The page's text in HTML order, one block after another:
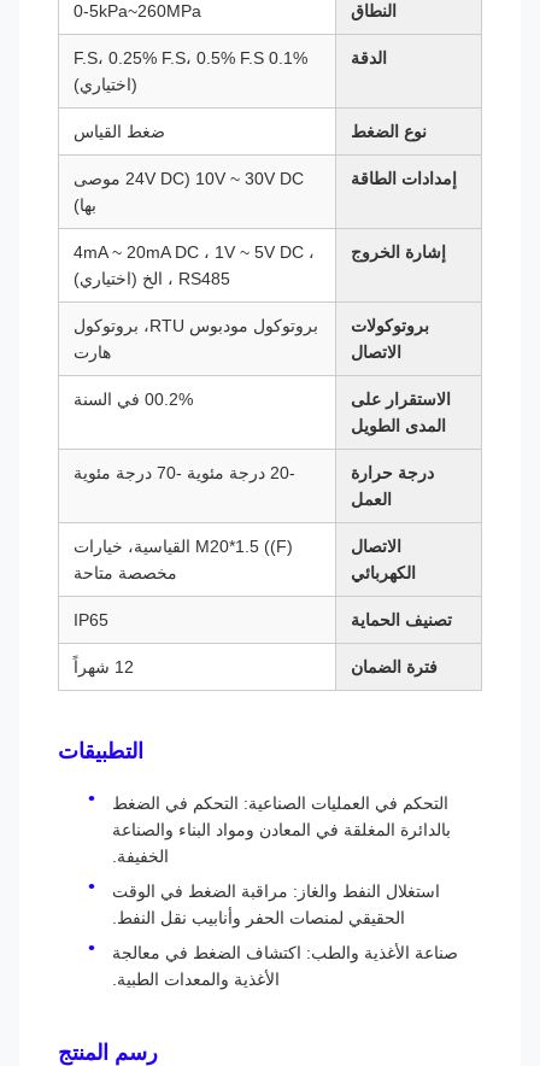
النطاق 0-5kPa~260MPa
0.1% F.S، 0.25% F.S، 0.5% F.S
(اختياري)
نوع الضغط ضغط القياس
إمدادات الطاقة
10V ~ 30V DC (24V DC موصى
إشارة الخروج
4mA ~ 20mA DC ، 1V ~ 5V DC ،
RS485 ، الخ (اختياري)
بروتوكولات
الاتصال
بروتوكول مودبوس RTU، بروتوكول
الاستقرار على
المدى الطويل
00.2% في السنة
درجة حرارة
الاتصال
الكهربائي
M20*1.5 ((F) القياسية، خيارات
مخصصة متاحة
تصنيف الحماية
فترة الضمان
التطبيقات
التحكم في العمليات الصناعية: التحكم في الضغط
بالدائرة المغلقة في المعادن ومواد البناء والصناعة
الخفيفة.
استغلال النفط والغاز: مراقبة الضغط في الوقت
الحقيقي لمنصات الحفر وأنابيب نقل النفط.
صناعة الأغذية والطب: اكتشاف الضغط في معالجة
الأغذية والمعدات الطبية.
رسم المنتج